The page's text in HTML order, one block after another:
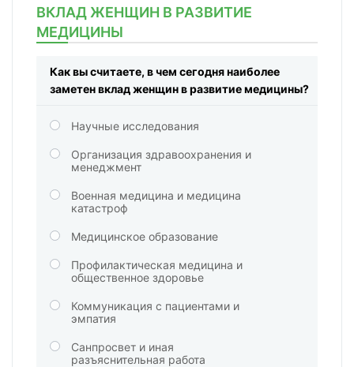
ВКЛАД ЖЕНЩИН В РАЗВИТИЕ
МЕДИЦИНЫ
Как вы считаете, в чем сегодня наиболее
заметен вклад женщин в развитие медицины?
Научные исследования
Организация здравоохранения и
менеджмент
Военная медицина и медицина
катастроф
Медицинское образование
Профилактическая медицина и
общественное здоровье
Коммуникация с пациентами и
эмпатия
Санпросвет и иная
разъяснительная работа